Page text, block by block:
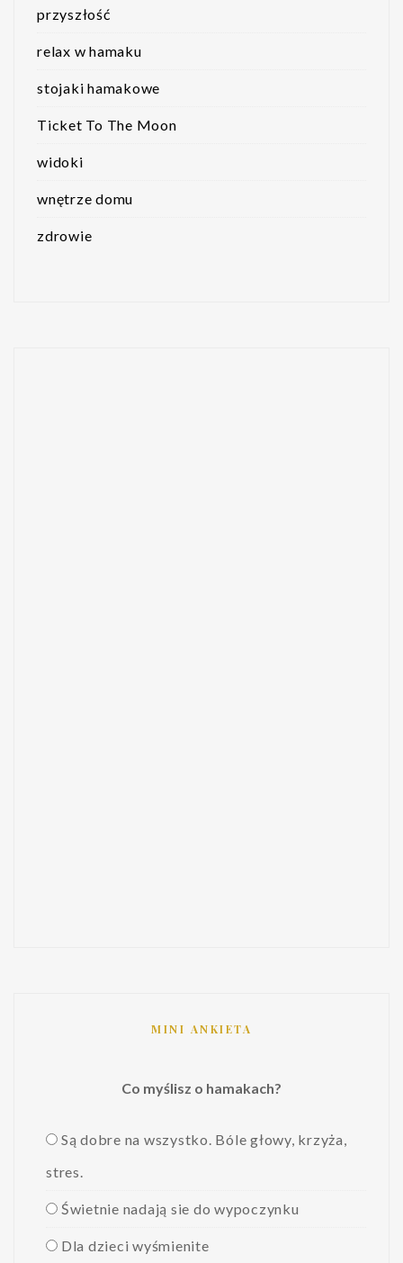
przyszłość
relax w hamaku
stojaki hamakowe
Ticket To The Moon
widoki
wnętrze domu
zdrowie
MINI ANKIETA
Co myślisz o hamakach?
Są dobre na wszystko. Bóle głowy, krzyża,
stres.
Świetnie nadają sie do wypoczynku
Dla dzieci wyśmienite